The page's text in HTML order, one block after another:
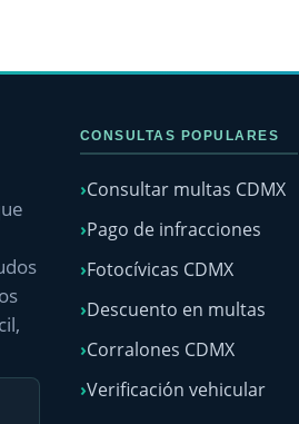
CONSULTAS POPULARES
Consultar multas CDMX
Pago de infracciones
Fotocívicas CDMX
Descuento en multas
Corralones CDMX
Verificación vehicular